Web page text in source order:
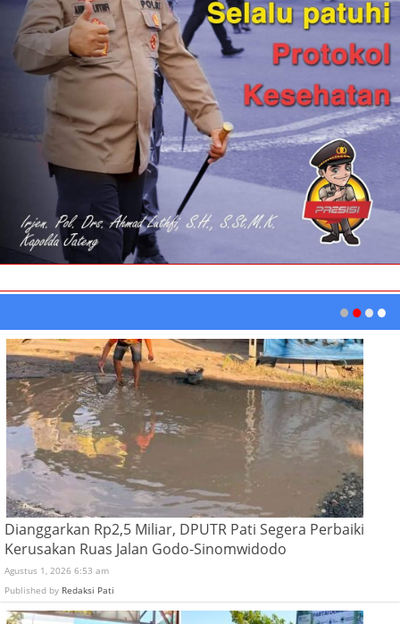
Dianggarkan Rp2,5 Miliar, DPUTR Pati Segera Perbaiki
Kerusakan Ruas Jalan Godo-Sinomwidodo
Agustus 1, 2026 6:53 am
Published by Redaksi Pati